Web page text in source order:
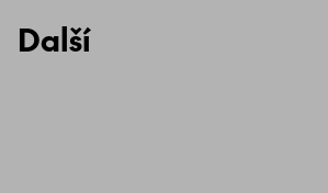
Další